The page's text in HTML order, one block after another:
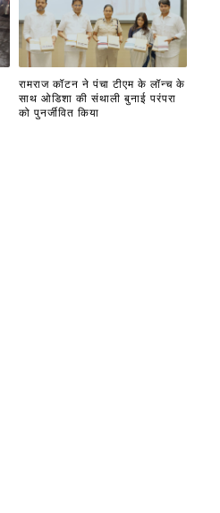
रामराज कॉटन ने पंचा टीएम के लॉन्च के
साथ ओडिशा की संथाली बुनाई परंपरा
को पुनर्जीवित किया